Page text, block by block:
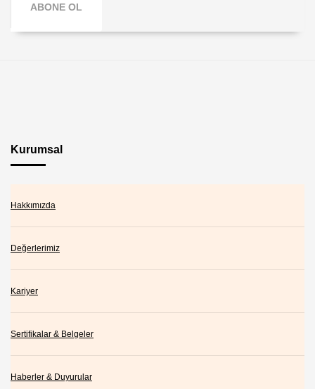
ABONE OL
Kurumsal
Hakkımızda
Değerlerimiz
Kariyer
Sertifikalar & Belgeler
Haberler & Duyurular